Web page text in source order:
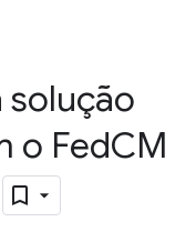
o FedCM